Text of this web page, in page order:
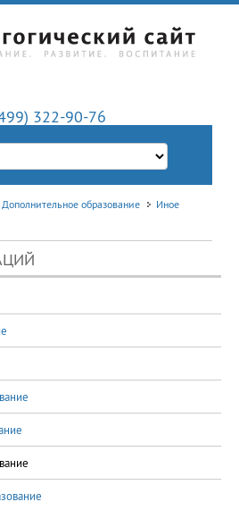
322-90-76
Дополнительное образование
Иное